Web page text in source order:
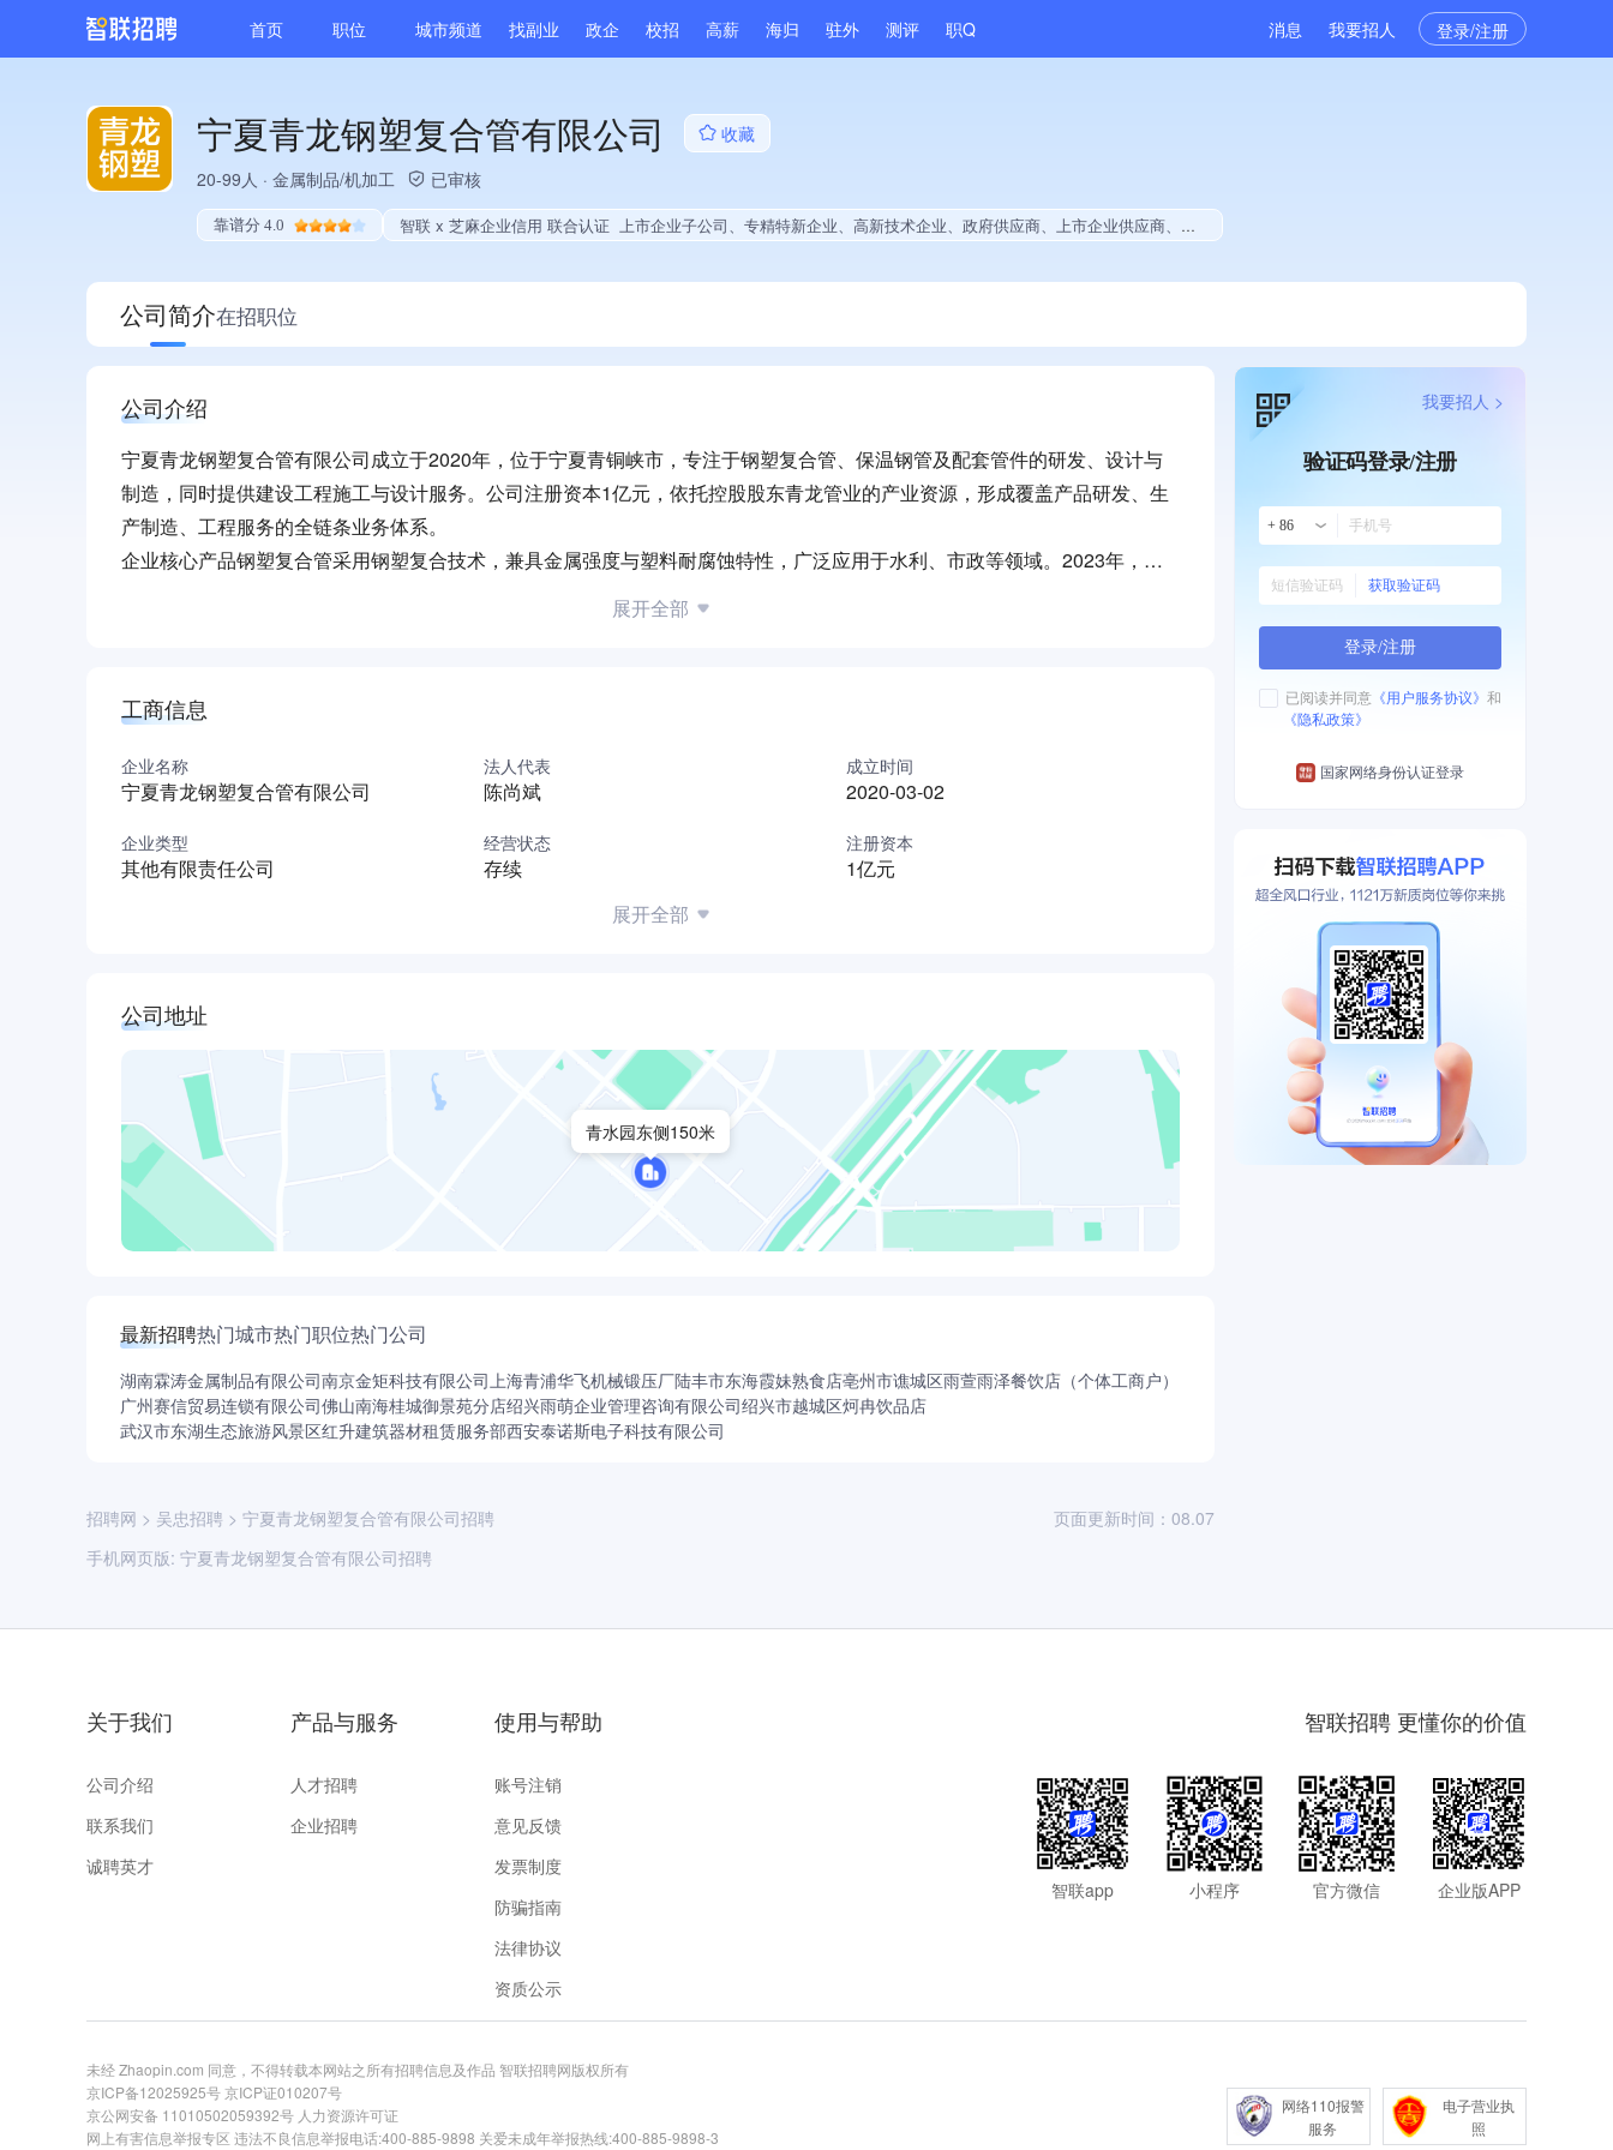
首页 职位 城市频道 找副业 政企 校招 高薪 海归 驻外 测评 职Q 消息 我要招人 登录/注册
宁夏青龙钢塑复合管有限公司
收藏
20-99人 · 金属制品/机加工 已审核
靠谱分 4.0 智联 x 芝麻企业信用 联合认证 上市企业子公司、专精特新企业、高新技术企业、政府供应商、上市企业供应商、国企供应商、战略性新兴领域创新能力、绝对控股1家公司、薪资水平全省同行前20%、A级纳税人、知名品牌供应商、多产业布局、拥有节能环保技术、拥有自主品牌、专利授权量同领域前10%、技术布局行业领先、集团成员、权威管理体系认证、权威产品认证、拥有专利、2025年公开项目中标、拥有绿色资质、拥有工艺创新能力、拥有著作权、软件研发量位于同行前20%
公司简介在招职位
公司介绍
宁夏青龙钢塑复合管有限公司成立于2020年，位于宁夏青铜峡市，专注于钢塑复合管、保温钢管及配套管件的研发、设计与
制造，同时提供建设工程施工与设计服务。公司注册资本1亿元，依托控股股东青龙管业的产业资源，形成覆盖产品研发、生
产制造、工程服务的全链条业务体系。
企业核心产品钢塑复合管采用钢塑复合技术，兼具金属强度与塑料耐腐蚀特性，广泛应用于水利、市政等领域。2023年，公
司成功中标拉萨市旁多引水工程钢塑复合管及管件采购项目，中标金额达2.27亿元，项目由江西银信工程造价咨询有限公司认
统解决方案。未来将深化钢塑复合材料的创新应用，拓展西北地区及全国重点工程项目市场。
（本介绍由DeepSeek AI智能生成，仅供参考）
展开全部
工商信息
企业名称
宁夏青龙钢塑复合管有限公司
法人代表
陈尚斌
成立时间
2020-03-02
企业类型
其他有限责任公司
经营状态
存续
注册资本
1亿元
展开全部
公司地址
青水园东侧150米
最新招聘热门城市热门职位热门公司
湖南霖涛金属制品有限公司南京金矩科技有限公司上海青浦华飞机械锻压厂陆丰市东海霞妹熟食店亳州市谯城区雨萱雨泽餐饮店（个体工商户）
广州赛信贸易连锁有限公司佛山南海桂城御景苑分店绍兴雨萌企业管理咨询有限公司绍兴市越城区炣冉饮品店
武汉市东湖生态旅游风景区红升建筑器材租赁服务部西安泰诺斯电子科技有限公司
招聘网 > 吴忠招聘 > 宁夏青龙钢塑复合管有限公司招聘
手机网页版: 宁夏青龙钢塑复合管有限公司招聘
页面更新时间：08.07
验证码登录/注册
+ 86
获取验证码
登录/注册
已阅读并同意 《用户服务协议》 和
《隐私政策》
国家网络身份认证登录
我要招人 >
关于我们
公司介绍
联系我们
诚聘英才
产品与服务
人才招聘
企业招聘
使用与帮助
账号注销
意见反馈
发票制度
防骗指南
法律协议
资质公示
智联招聘 更懂你的价值
智联app 小程序 官方微信 企业版APP
未经 Zhaopin.com 同意，不得转载本网站之所有招聘信息及作品 智联招聘网版权所有
京ICP备12025925号京ICP证010207号
京公网安备 11010502059392号 人力资源许可证
网上有害信息举报专区 违法不良信息举报电话:400-885-9898 关爱未成年举报热线:400-885-9898-3
网络110报警
服务
电子营业执
照